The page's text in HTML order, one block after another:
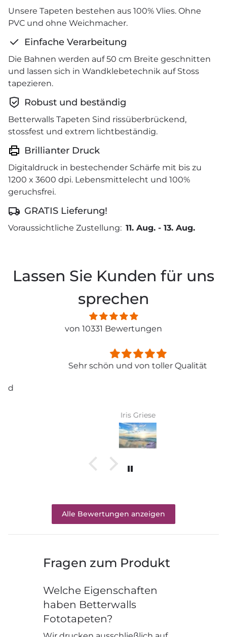
Unsere Tapeten bestehen aus 100% Vlies. Ohne
PVC und ohne Weichmacher.
Einfache Verarbeitung
Die Bahnen werden auf 50 cm Breite geschnitten
und lassen sich in Wandklebetechnik auf Stoss
tapezieren.
Robust und beständig
Betterwalls Tapeten Sind rissüberbrückend,
stossfest und extrem lichtbeständig.
Brillianter Druck
Digitaldruck in bestechender Schärfe mit bis zu
1200 x 3600 dpi. Lebensmittelecht und 100%
geruchsfrei.
GRATIS Lieferung!
Voraussichtliche Zustellung: 11. Aug. - 13. Aug.
Lassen Sie Kunden für uns
sprechen
von 10331 Bewertungen
Sehr schön und von toller Qualität
Iris Griese
Alle Bewertungen anzeigen
Fragen zum Produkt
Welche Eigenschaften
haben Betterwalls
Fototapeten?